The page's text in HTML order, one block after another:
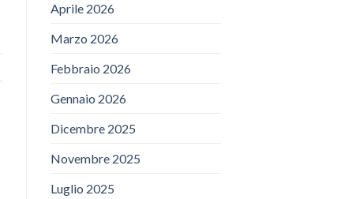
Aprile 2026
Marzo 2026
Febbraio 2026
Gennaio 2026
Dicembre 2025
Novembre 2025
Luglio 2025